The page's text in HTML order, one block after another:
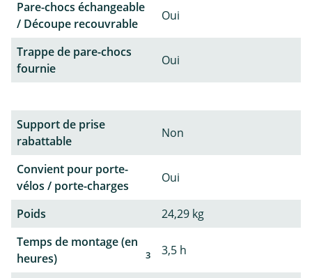
Pare-chocs échangeable
/ Découpe recouvrable
Oui
Trappe de pare-chocs
fournie
Oui
Support de prise
rabattable
Non
Convient pour porte-
vélos / porte-charges
Oui
Poids
24,29 kg
Temps de montage (en
heures)
3 3,5 h